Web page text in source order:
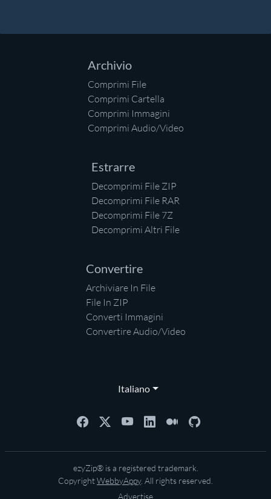
Archivio
Comprimi File
Comprimi Cartella
Comprimi Immagini
Comprimi Audio/Video
Estrarre
Decomprimi File ZIP
Decomprimi File RAR
Decomprimi File 7Z
Decomprimi Altri File
Convertire
Archiviare In File
File In ZIP
Converti Immagini
Convertire Audio/Video
Italiano
ezyZip® is a registered trademark.
CopyrightWebbyAppy. All rights reserved.
Advertise